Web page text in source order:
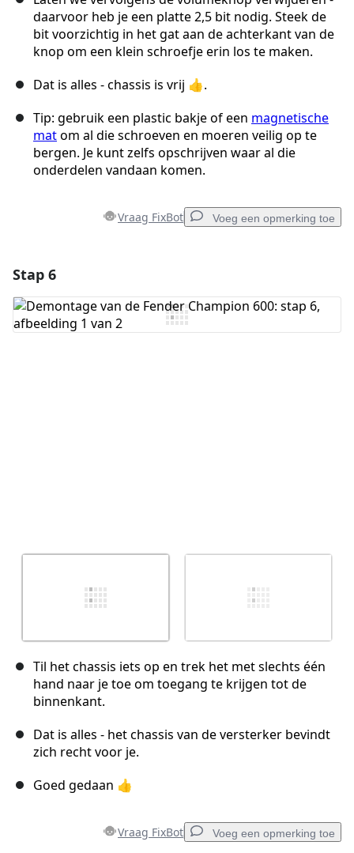
daarvoor heb je een platte 2,5 bit nodig. Steek de
bit voorzichtig in het gat aan de achterkant van de
knop om een klein schroefje erin los te maken.
Dat is alles - chassis is vrij 👍.
Tip: gebruik een plastic bakje of een magnetische
matom al die schroeven en moeren veilig op te
bergen. Je kunt zelfs opschrijven waar al die
onderdelen vandaan komen.
Vraag FixBot Voeg een opmerking toe
Voeg opmerking toe
Stap 6
Til het chassis iets op en trek het met slechts één
hand naar je toe om toegang te krijgen tot de
binnenkant.
Dat is alles - het chassis van de versterker bevindt
zich recht voor je.
Goed gedaan 👍
Vraag FixBot Voeg een opmerking toe